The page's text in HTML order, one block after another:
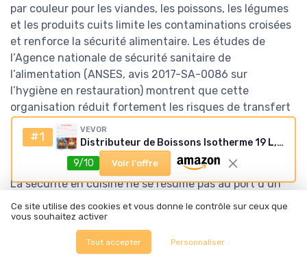
par couleur pour les viandes, les poissons, les légumes
et les produits cuits limite les contaminations croisées
et renforce la sécurité alimentaire. Les études de
l’Agence nationale de sécurité sanitaire de
l’alimentation (ANSES, avis 2017-SA-0086 sur
l’hygiène en restauration) montrent que cette
organisation réduit fortement les risques de transfert
de bactéries entre aliments crus et cuits, à condition
de respecter les procédures de nettoyage et de
remplacement.
La sécurité en cuisine ne se résume pas au port d’un
tablier ou d’une veste épaisse. Un équipement de
protection adapté, incluant gants anti coupure,
chaussures de sécurité et protections thermiques,
réduit fortement les accidents de travail. Les
#1 VEVOR
Distributeur de Boissons Isotherme 19 L, Fontaine à Eau Chaude et Froide Non Électrique avec Robinet et Poignée, Conteneur Isotherme de Qualité Alimentaire, pour Camping, Restauration, Marron
9/10
Voir l'offre
Ce site utilise des cookies et vous donne le contrôle sur ceux que
vous souhaitez activer
Tout accepter Personnaliser